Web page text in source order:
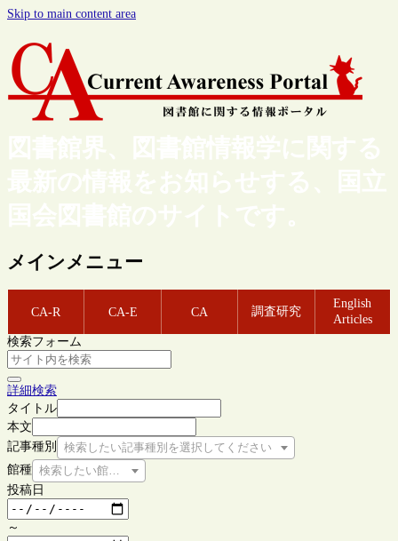
Skip to main content area
図書館界、図書館情報学に関する
最新の情報をお知らせする、国立
国会図書館のサイトです。
メインメニュー
CA-R CA-E CA 調査研究
English
Articles
検索フォーム
詳細検索
タイトル
本文
記事種別
検索したい記事種別を選択してください
館種 検索したい館種を選択してください
投稿日
～